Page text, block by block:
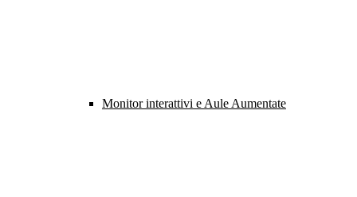
Monitor interattivi e Aule Aumentate